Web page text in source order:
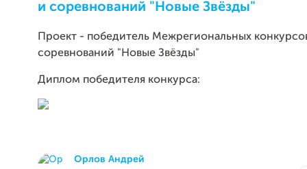
и соревнований "Новые Звёзды"
Проект - победитель Межрегиональных
соревнований "Новые Звёзды"
Диплом победителя конкурса:
Орлов Андрей